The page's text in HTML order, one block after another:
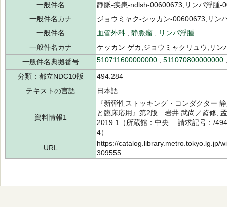
一般件名
静脈-疾患-ndlsh-00600673,リンパ浮腫-
一般件名カナ
ジョウミャク-シッカン-00600673,リン
一般件名
血管外科 静脈瘤
リンパ浮腫
一般件名カナ
ケッカン ゲカ,ジョウミャクリュウ,リン
一般件名典拠番号
510711600000000 511070800000000
分類：都立NDC10版
494.284
テキストの言語
日本語
資料情報1
『新弾性ストッキング・コンダクター
と臨床応用』第2版 岩井 武尚／監修,
2019.1（所蔵館：中央 請求記号：/
4）
URL
https://catalog.library.metro.tokyo.lg.jp/
309555